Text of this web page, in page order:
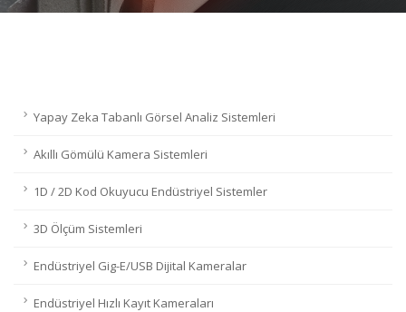
Yapay Zeka Tabanlı Görsel Analiz Sistemleri
Akıllı Gömülü Kamera Sistemleri
1D / 2D Kod Okuyucu Endüstriyel Sistemler
3D Ölçüm Sistemleri
Endüstriyel Gig-E/USB Dijital Kameralar
Endüstriyel Hızlı Kayıt Kameraları